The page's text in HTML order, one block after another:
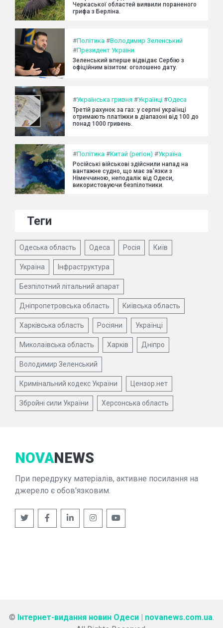
Черкаської областей виявили пораненого
грифа з Берліна.
#Політика #Володимир Зеленський
#Президент України
Зеленський вперше відвідає Сербію з
офіційним візитом: оголошено дату.
#Українська гривня #Українці #Одеса
Третій рахунок за газ: у серпні українці
отримають платіжки в діапазоні від 100 до
понад 1000 гривень.
#Політика #Китай (регіон) #Україна
Російські військові здійснили напад на
вантажне судно, що має зв'язки з
Німеччиною, неподалік від Одеси,
використовуючи безпілотники.
Теги
Одеська область Одеса Росія Київ
Україна Інфраструктура
Безпілотний літальний апарат
Дніпропетровська область Київська область
Харківська область Росіяни Українці
Миколаївська область Харків Дніпро
Володимир Зеленський
Кримінальний кодекс України Цензор.нет
Збройні сили України Херсонська область
NOVANEWS
При передруку матеріалів, активне посилання на
джерело є обов'язковим.
© Інтернет-видання новин Одеси | novanews.com.ua.